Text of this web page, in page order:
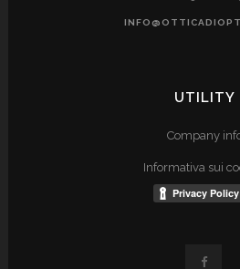
UTILITY
Company
Informativa sui